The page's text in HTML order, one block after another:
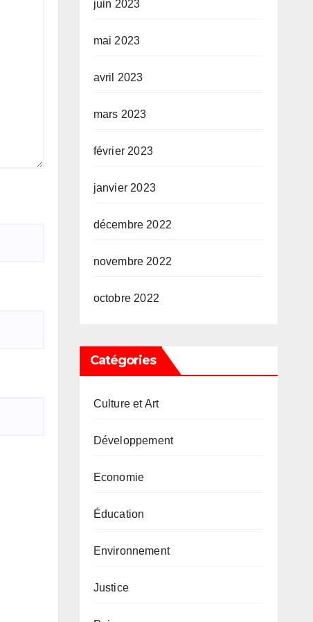
juin 2023
mai 2023
avril 2023
mars 2023
février 2023
janvier 2023
décembre 2022
novembre 2022
octobre 2022
Catégories
Culture et Art
Développement
Economie
Éducation
Environnement
Justice